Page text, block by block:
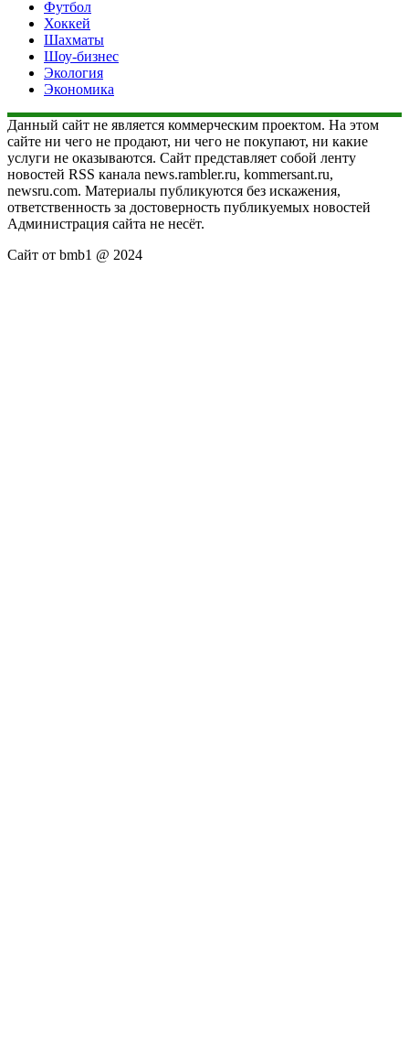
Футбол
Хоккей
Шахматы
Шоу-бизнес
Экология
Экономика
Данный сайт не является коммерческим проектом. На этом
сайте ни чего не продают, ни чего не покупают, ни какие
услуги не оказываются. Сайт представляет собой ленту
новостей RSS канала news.rambler.ru, kommersant.ru,
newsru.com. Материалы публикуются без искажения,
ответственность за достоверность публикуемых новостей
Администрация сайта не несёт.
Сайт от bmb1 @ 2024